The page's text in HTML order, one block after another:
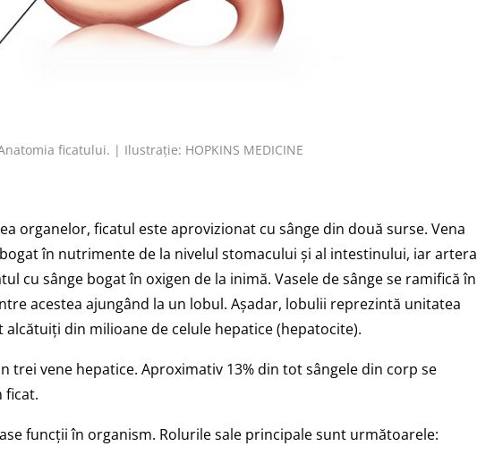
ficatului. | Ilustrație: HOPKINS MEDICINE
organelor, ficatul este aprovizionat cu sânge din două surse. Vena
în nutrimente de la nivelul stomacului și al intestinului, iar artera
cu sânge bogat în oxigen de la inimă. Vasele de sânge se ramifică în
acestea ajungând la un lobul. Așadar, lobulii reprezintă unitatea
din milioane de celule hepatice (hepatocite).
trei vene hepatice. Aproximativ 13% din tot sângele din corp se
ficat.
funcții în organism. Rolurile sale principale sunt următoarele: